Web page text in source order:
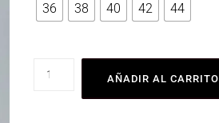
36 38 40 42 44
AÑADIR AL CARRITO